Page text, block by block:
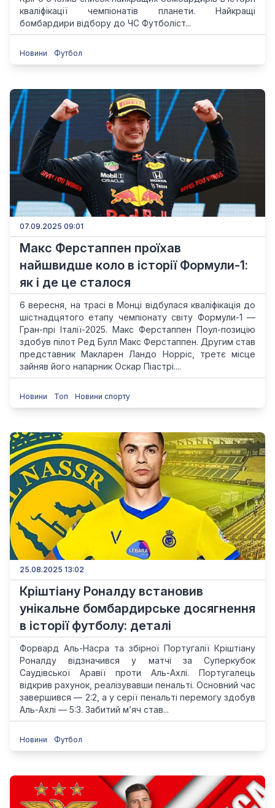
кваліфікації чемпіонатів планети. Найкращі
бомбардири відбору до ЧС Футболіст...
Новини Футбол
07.09.2025 09:01
Макс Ферстаппен проїхав
найшвидше коло в історії Формули-1:
як і де це сталося
6 вересня, на трасі в Монці відбулася кваліфікація до
шістнадцятого етапу чемпіонату світу Формули-1 —
Гран-прі Італії-2025. Макс Ферстаппен Поул-позицію
здобув пілот Ред Булл Макс Ферстаппен. Другим став
представник Макларен Ландо Норріс, третє місце
зайняв його напарник Оскар Піастрі....
Новини Топ Новини спорту
25.08.2025 13:02
Кріштіану Роналду встановив
унікальне бомбардирське досягнення
в історії футболу: деталі
Форвард Аль-Насра та збірної Португалії Кріштіану
Роналду відзначився у матчі за Суперкубок
Саудівської Аравії проти Аль-Ахлі. Португалець
відкрив рахунок, реалізувавши пенальті. Основний час
завершився — 2:2, а у серії пенальті перемогу здобув
Аль-Ахлі — 5:3. Забитий м’яч став...
Новини Футбол